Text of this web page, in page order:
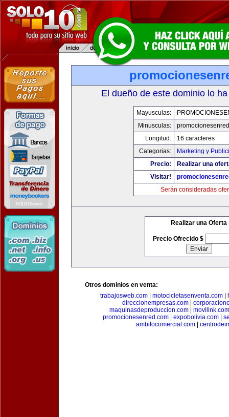
El dueño de este dominio lo
Mayusculas:
Minusculas:
Longitud:
16 caracteres
Categorias:
Marketing y
Precio:
Realizar una
Visitar!
Serán consideradas
Realizar una Oferta
Precio Ofrecido $
Otros dominios en venta:
trabajosweb.com| motocicletasenventa.com|
direccionempresas.com|
maquinasdeproduccion.com
movilink.com
promocionesenred.com| expobolivia.com|
ambitocomercial.com